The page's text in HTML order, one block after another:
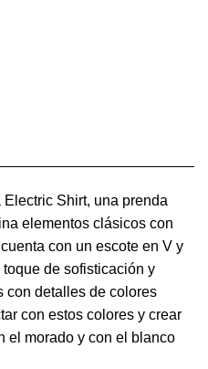
Shirt, una prenda
elementos clásicos con
con un escote en V y
de sofisticación y
con detalles de colores
con estos colores y crear
el morado y con el blanco